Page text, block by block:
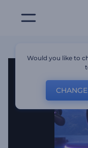
Would you like to
CHANGE